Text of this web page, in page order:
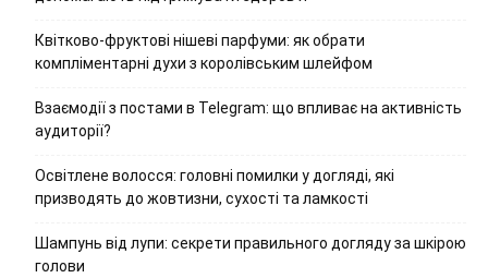
Квітково-фруктові нішеві парфуми: як обрати
компліментарні духи з королівським шлейфом
Взаємодії з постами в Telegram: що впливає на активність
аудиторії?
Освітлене волосся: головні помилки у догляді, які
призводять до жовтизни, сухості та ламкості
Шампунь від лупи: секрети правильного догляду за шкірою
голови